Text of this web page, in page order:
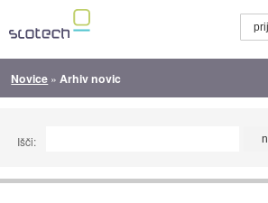
Novice » Arhiv novic
Išči: